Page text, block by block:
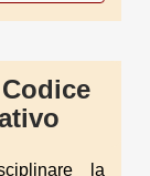
la